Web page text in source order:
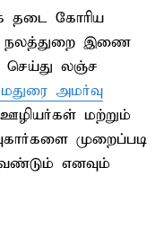
தடை கோரிய
நலத்துறை இணை
லஞ்ச
அமர்வு
ஊழியர்கள் மற்றும்
முறைப்படி
எனவும்